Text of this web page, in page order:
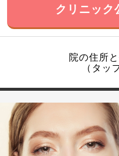
クリニック
院の住所
（タッ